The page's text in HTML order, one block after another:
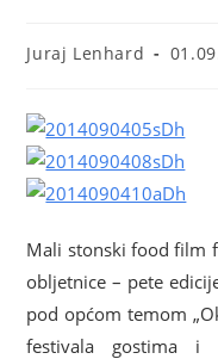
Juraj Lenhard
Mali stonski food film
obljetnice – pete
pod općom temom
festivala gostima i